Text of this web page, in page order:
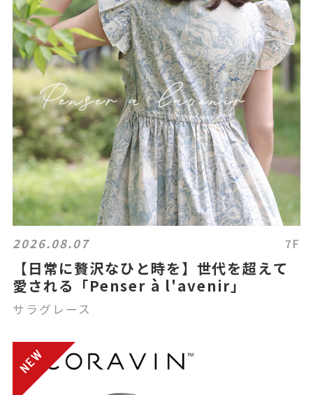
2026.08.07 7F
【日常に贅沢なひと時を】世代を超えて
愛される「Penser à l'avenir」
サラグレース